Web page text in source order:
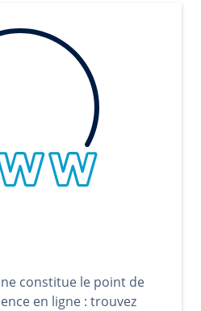
constitue le point de
en ligne : trouvez